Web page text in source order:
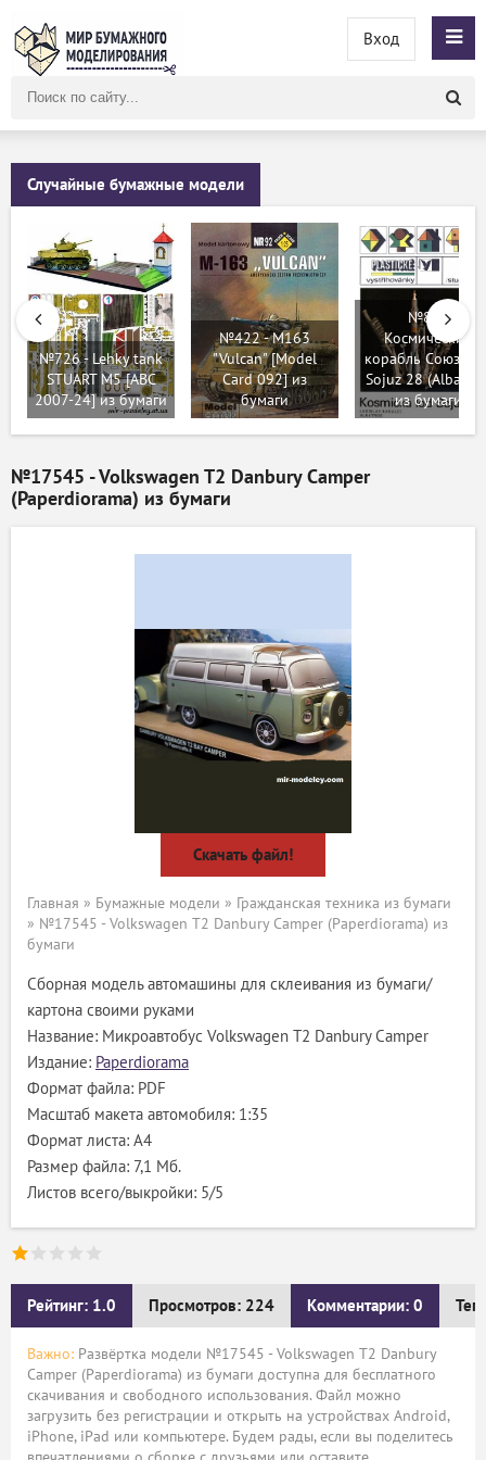
сайту
Вход
Случайные бумажные модели
№726 - Lehky tank
STUART M5 [ABC
2007-24] из бумаги
№422 - M163
"Vulcan" [Model
Card 092] из
бумаги
№82 -
Космический
корабль Союз-
Sojuz 28
из бумаги
№17545 - Volkswagen T2 Danbury Camper
(Paperdiorama) из бумаги
Скачать файл!
Главная » Бумажные модели » Гражданская техника из бумаги
» №17545 - Volkswagen T2 Danbury Camper (Paperdiorama) из
бумаги
Сборная модель автомашины для склеивания из бумаги/
картона своими руками
Название: Микроавтобус Volkswagen T2 Danbury Camper
Издание: Paperdiorama
Формат файла: PDF
Масштаб макета автомобиля: 1:35
Формат листа: А4
Размер файла: 7,1 Мб.
Листов всего/выкройки: 5/5
Рейтинг: 1.0 Просмотров: 224 Комментарии: 0
Важно: Развёртка модели №17545 - Volkswagen T2 Danbury
Camper (Paperdiorama) из бумаги доступна для бесплатного
скачивания и свободного использования. Файл можно
загрузить без регистрации и открыть на устройствах Android,
iPhone, iPad или компьютере. Будем рады, если вы поделитесь